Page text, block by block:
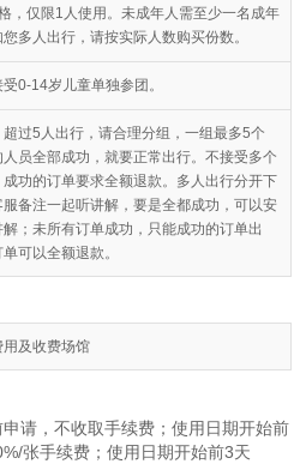
，仅限1人使用。未成年人需至少一名成年
多人出行，请按实际人数购买份数。
0-14岁儿童单独参团。
过5人出行，请合理分组，一组最多5个
人员全部成功，就要正常出行。不接受多个
功的订单要求全额退款。多人出行分开下
备注一起听讲解，要是全都成功，可以安
；未所有订单成功，只能成功的订单出
可以全额退款。
及收费场馆
请，不收取手续费；使用日期开始前
张手续费；使用日期开始前3天